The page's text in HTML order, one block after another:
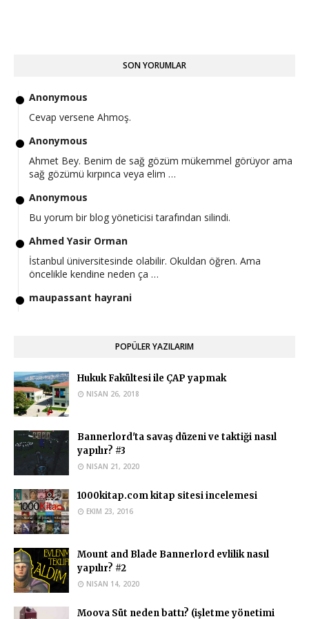
SON YORUMLAR
Anonymous
Cevap versene Ahmoş.
Anonymous
Ahmet Bey. Benim de sağ gözüm mükemmel görüyor ama
sağ gözümü kırpınca veya elim …
Anonymous
Bu yorum bir blog yöneticisi tarafından silindi.
Ahmed Yasir Orman
İstanbul üniversitesinde olabilir. Okuldan öğren. Ama
öncelikle kendine neden ça …
maupassant hayrani
Ahmed Yasir Orman
Eğer okuduğunuz üniversite buna müsaade ediyorsa
yapabilirsiniz.
Anonymous
Hukuk okuyan biri islam iktisadi ve finans bölümünde çap
yapabilir mi?
Ahmed Yasir Orman
Evet bu durumda çift anadal yapamazsınız. Ayrıca bundan
sonra Hukuk okumanızı ta …
Anonymous
Yönetimi yazmak istiyorum …
buzlarkraliçesi
POPÜLER YAZILARIM
Hukuk Fakültesi ile ÇAP yapmak
NISAN 26, 2018
Bannerlord'ta savaş düzeni ve taktiği nasıl
yapılır? #3
NISAN 21, 2020
1000kitap.com kitap sitesi incelemesi
EKIM 23, 2016
Mount and Blade Bannerlord evlilik nasıl
yapılır? #2
NISAN 14, 2020
Moova Süt neden battı? (işletme yönetimi